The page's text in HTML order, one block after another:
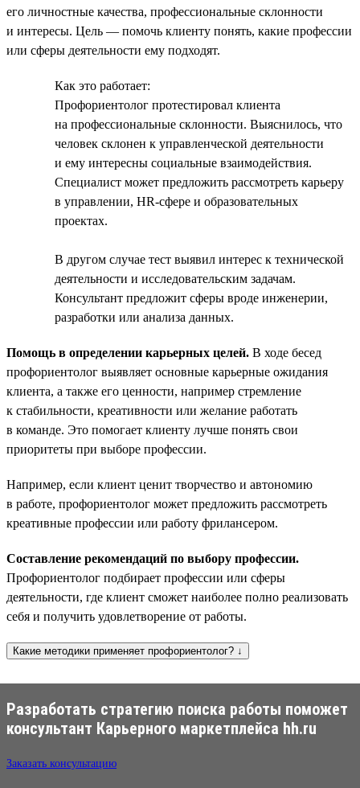
его личностные качества, профессиональные склонности
и интересы. Цель — помочь клиенту понять, какие профессии
или сферы деятельности ему подходят.
Как это работает:
Профориентолог протестировал клиента
на профессиональные склонности. Выяснилось, что
человек склонен к управленческой деятельности
и ему интересны социальные взаимодействия.
Специалист может предложить рассмотреть карьеру
в управлении, HR-сфере и образовательных
проектах.
В другом случае тест выявил интерес к технической
деятельности и исследовательским задачам.
Консультант предложит сферы вроде инженерии,
разработки или анализа данных.
Помощь в определении карьерных целей. В ходе бесед
профориентолог выявляет основные карьерные ожидания
клиента, а также его ценности, например стремление
к стабильности, креативности или желание работать
в команде. Это помогает клиенту лучше понять свои
приоритеты при выборе профессии.
Например, если клиент ценит творчество и автономию
в работе, профориентолог может предложить рассмотреть
креативные профессии или работу фрилансером.
Составление рекомендаций по выбору профессии.
Профориентолог подбирает профессии или сферы
деятельности, где клиент сможет наиболее полно реализовать
себя и получить удовлетворение от работы.
Какие методики применяет профориентолог? ↓
Разработать стратегию поиска работы поможет
консультант Карьерного маркетплейса hh.ru
Заказать консультацию